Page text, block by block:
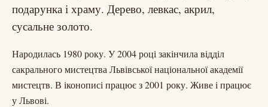
подарунка і храму. Дерево, левкас, акрил,
сусальне золото.
Народилась 1980 року. У 2004 році закінчила відділ
сакрального мистецтва Львівської національної академії
мистецтв. В іконописі працює з 2001 року. Живе і працює
у Львові.